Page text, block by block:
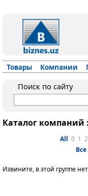
Товары Компании
Поиск по сайту
Каталог компаний
All 0 1 2
Все
Извините, в этой группе